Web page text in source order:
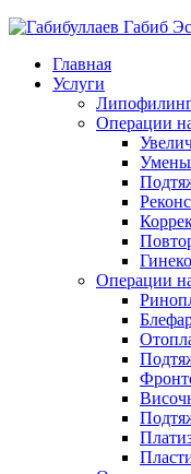
Главная
Услуги
Операции
Операции